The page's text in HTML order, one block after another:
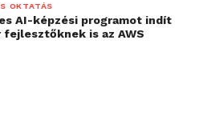
OKTATÁS
AI-képzési programot indít
fejlesztőknek is az AWS